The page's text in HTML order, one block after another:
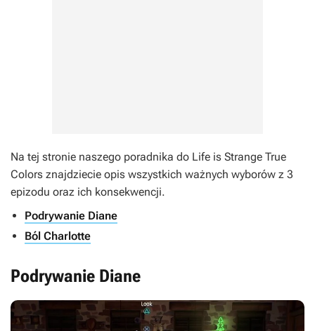
Na tej stronie naszego poradnika do Life is Strange True
Colors znajdziecie opis wszystkich ważnych wyborów z 3
epizodu oraz ich konsekwencji.
Podrywanie Diane
Ból Charlotte
Podrywanie Diane